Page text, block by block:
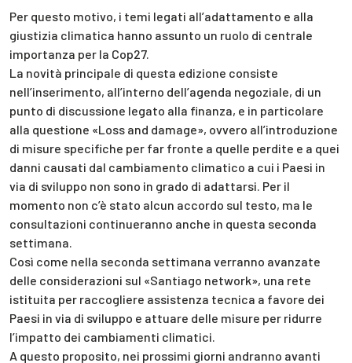
Per questo motivo, i temi legati all’adattamento e alla
giustizia climatica hanno assunto un ruolo di centrale
importanza per la Cop27.
La novità principale di questa edizione consiste
nell’inserimento, all’interno dell’agenda negoziale, di un
punto di discussione legato alla finanza, e in particolare
alla questione «Loss and damage», ovvero all’introduzione
di misure specifiche per far fronte a quelle perdite e a quei
danni causati dal cambiamento climatico a cui i Paesi in
via di sviluppo non sono in grado di adattarsi. Per il
momento non c’è stato alcun accordo sul testo, ma le
consultazioni continueranno anche in questa seconda
settimana.
Così come nella seconda settimana verranno avanzate
delle considerazioni sul «Santiago network», una rete
istituita per raccogliere assistenza tecnica a favore dei
Paesi in via di sviluppo e attuare delle misure per ridurre
l’impatto dei cambiamenti climatici.
A questo proposito, nei prossimi giorni andranno avanti